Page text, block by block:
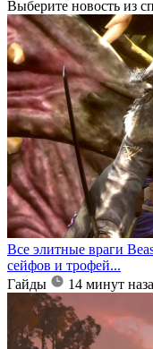
Выберите новость из
Все элитные враги
сейфов и трофей...
Гайды
14 минут